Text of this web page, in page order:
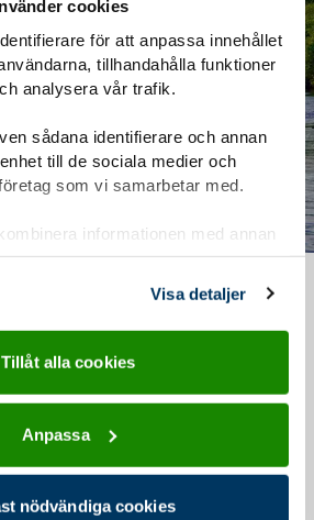
cookies
för att anpassa innehållet
tillhandahålla funktioner
analysera vår trafik.
sådana identifierare och annan
till de sociala medier och
som vi samarbetar med.
informationen med annan
tillhandahållit eller som de har
Visa detaljer
Tillåt alla cookies
Anpassa
nödvändiga cookies
så mycket som möjligt.
få pengar från Scouternas